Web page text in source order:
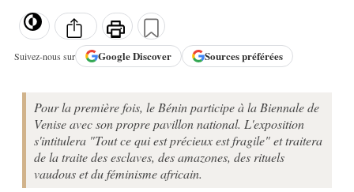
Suivez-nous sur GoogleDiscover Sources préférées
Pour la première fois, le Bénin participe à la Biennale de
Venise avec son propre pavillon national. L'exposition
s'intitulera "Tout ce qui est précieux est fragile" et traitera
de la traite des esclaves, des amazones, des rituels
vaudous et du féminisme africain.